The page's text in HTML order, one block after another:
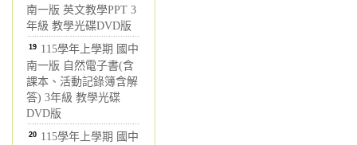
南一版 英文教學PPT 3
年級 教學光碟DVD版
19 115學年上學期 國中
南一版 自然電子書(含
課本、活動記錄簿含解
答) 3年級 教學光碟
DVD版
20 115學年上學期 國中